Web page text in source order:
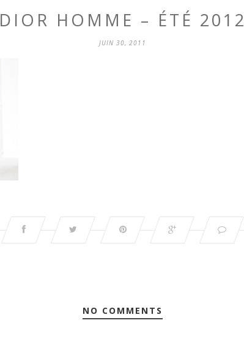
DIOR HOMME – ÉTÉ 2012
JUIN 30, 2011
NO COMMENTS